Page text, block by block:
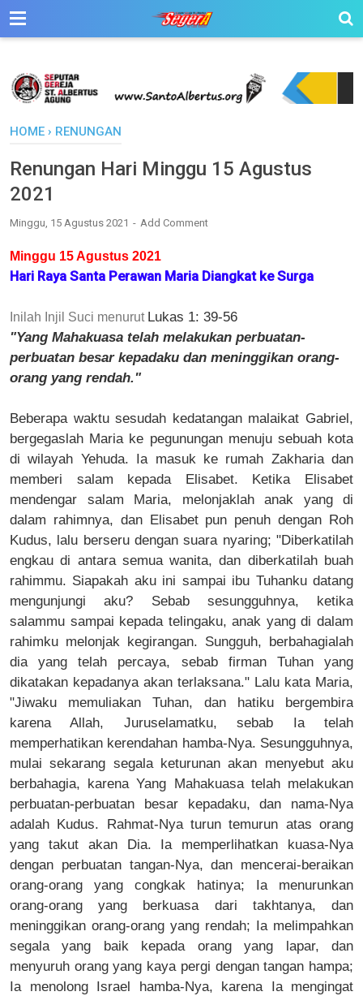
HOME › RENUNGAN
Renungan Hari Minggu 15 Agustus
2021
Minggu, 15 Agustus 2021 Add Comment
Minggu 15 Agustus 2021
Hari Raya Santa Perawan Maria Diangkat ke Surga
Inilah Injil Suci menurut Lukas 1: 39-56
"Yang Mahakuasa telah melakukan perbuatan-
perbuatan besar kepadaku dan meninggikan orang-
orang yang rendah."
Beberapa waktu sesudah kedatangan malaikat Gabriel,
bergegaslah Maria ke pegunungan menuju sebuah kota
di wilayah Yehuda. Ia masuk ke rumah Zakharia dan
memberi salam kepada Elisabet. Ketika Elisabet
mendengar salam Maria, melonjaklah anak yang di
dalam rahimnya, dan Elisabet pun penuh dengan Roh
Kudus, lalu berseru dengan suara nyaring; "Diberkatilah
engkau di antara semua wanita, dan diberkatilah buah
rahimmu. Siapakah aku ini sampai ibu Tuhanku datang
mengunjungi aku? Sebab sesungguhnya, ketika
salammu sampai kepada telingaku, anak yang di dalam
rahimku melonjak kegirangan. Sungguh, berbahagialah
dia yang telah percaya, sebab firman Tuhan yang
dikatakan kepadanya akan terlaksana." Lalu kata Maria,
"Jiwaku memuliakan Tuhan, dan hatiku bergembira
karena Allah, Juruselamatku, sebab Ia telah
memperhatikan kerendahan hamba-Nya. Sesungguhnya,
mulai sekarang segala keturunan akan menyebut aku
berbahagia, karena Yang Mahakuasa telah melakukan
perbuatan-perbuatan besar kepadaku, dan nama-Nya
adalah Kudus. Rahmat-Nya turun temurun atas orang
yang takut akan Dia. Ia memperlihatkan kuasa-Nya
dengan perbuatan tangan-Nya, dan mencerai-beraikan
orang-orang yang congkak hatinya; Ia menurunkan
orang-orang yang berkuasa dari takhtanya, dan
meninggikan orang-orang yang rendah; Ia melimpahkan
segala yang baik kepada orang yang lapar, dan
menyuruh orang yang kaya pergi dengan tangan hampa;
Ia menolong Israel hamba-Nya, karena Ia mengingat